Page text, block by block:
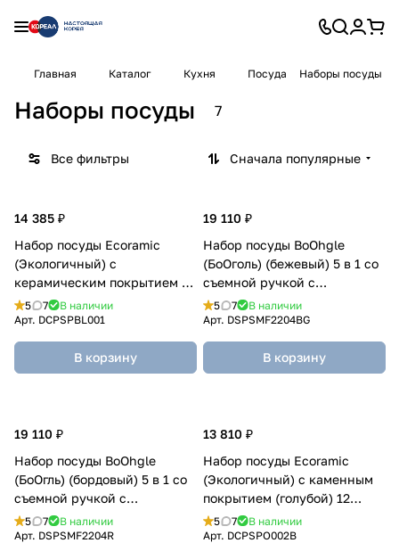
Главная Каталог Кухня Посуда Наборы посуды
Наборы посуды 7
Все фильтры Сначала популярные
14 385 ₽
Набор посуды Ecoramic
(Экологичный) с
керамическим покрытием 10
предметов
5 7
В наличии
Арт. DCPSPBL001
В корзину
19 110 ₽
Набор посуды BoOhgle
(БоОголь) (бежевый) 5 в 1 со
съемной ручкой c
керамическим покрытием
5 7
В наличии
Арт. DSPSMF2204BG
В корзину
19 110 ₽
Набор посуды BoOhgle
(БоОгль) (бордовый) 5 в 1 со
съемной ручкой c
керамическим покрытием
5 7
В наличии
Арт. DSPSMF2204R
13 810 ₽
Набор посуды Ecoramic
(Экологичный) с каменным
покрытием (голубой) 12
предметов
5 7
В наличии
Арт. DCPSPO002B